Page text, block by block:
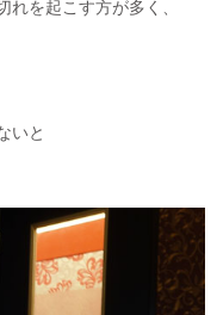
を起こす方が多く、
いと